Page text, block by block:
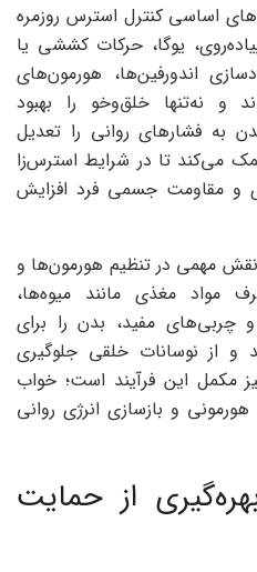
اساسی کنترل استرس روزمره
یوگا، حرکات کششی یا
اندورفین‌ها، هورمون‌های
و نه‌تنها خلق‌وخو را بهبود
به فشارهای روانی را تعدیل
می‌کند تا در شرایط استرس‌زا
و مقاومت جسمی فرد افزایش
مهمی در تنظیم هورمون‌ها و
مواد مغذی مانند میوه‌ها،
چربی‌های مفید، بدن را برای
و از نوسانات خلقی جلوگیری
مکمل این فرآیند است؛ خواب
و بازسازی انرژی روانی
از حمایت